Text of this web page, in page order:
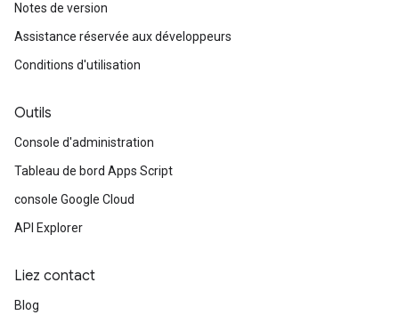
Notes de version
Assistance réservée aux développeurs
Conditions d'utilisation
Outils
Console d'administration
Tableau de bord Apps Script
console Google Cloud
API Explorer
Liez contact
Blog